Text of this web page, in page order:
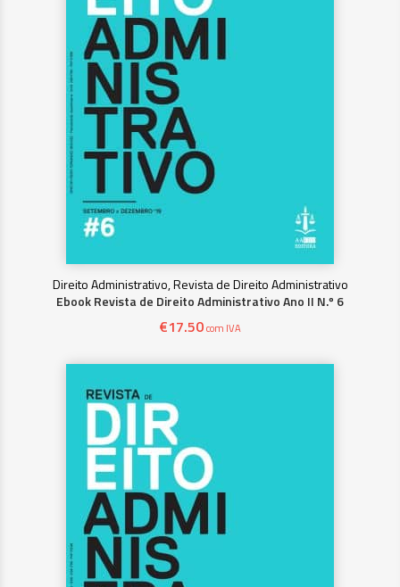
Direito Administrativo, Revista de Direito Administrativo
Ebook Revista de Direito Administrativo Ano II N.º 6
€17.50com IVA